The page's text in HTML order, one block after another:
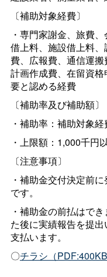
〔補助対象経費〕
・専門家謝金、旅費
借上料、施設借上料
費、広報費、通信運
計画作成費、在留資
要と認める経費
〔補助率及び補助額〕
・補助率：補助対象
・上限額：1,000千円
〔注意事項〕
・補助金交付決定前
です。
・補助金の前払はで
た後に実績報告を提
支払います。
〇チラシ（PDF:400KB